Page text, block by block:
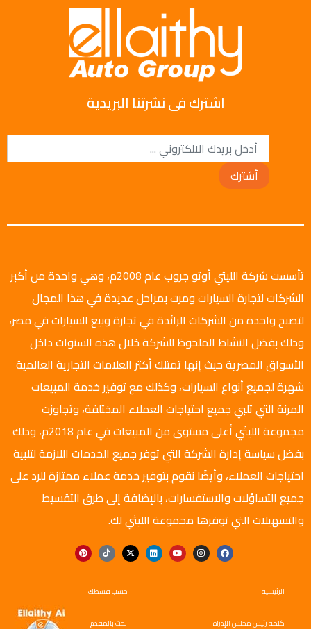
اشترك فى نشرتنا البريدية
أشترك
تأسست شركة الليثي أوتو جروب عام 2008م، وهي واحدة من أكبر
الشركات لتجارة السيارات ومرت بمراحل عديدة في هذا المجال
لتصبح واحدة من الشركات الرائدة في تجارة وبيع السيارات في مصر،
وذلك بفضل النشاط الملحوظ للشركة خلال هذه السنوات داخل
الأسواق المصرية حيث إنها تمتلك أكثر العلامات التجارية العالمية
شهرة لجميع أنواع السيارات، وكذلك مع توفير خدمة المبيعات
المرنة التي تلبي جميع احتياجات العملاء المختلفة، وتجاوزت
مجموعة الليثي أعلى مستوى من المبيعات في عام 2018م، وذلك
بفضل سياسة إدارة الشركة التي توفر جميع الخدمات اللازمة لتلبية
احتياجات العملاء، وأيضًا نقوم بتوفير خدمة عملاء ممتازة للرد على
جميع التساؤلات والاستفسارات، بالإضافة إلى طرق التقسيط
والتسهيلات التي توفرها مجموعة الليثي لك.
الرئيسية
كلمة رئيس مجلس الإدراة
احسب قسطك
ابحث بالمقدم